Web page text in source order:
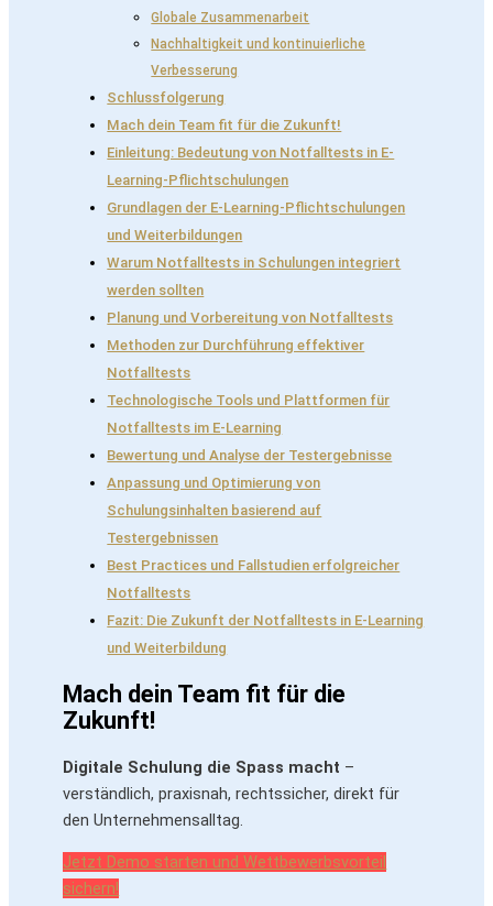
Globale Zusammenarbeit
Nachhaltigkeit und kontinuierliche
Verbesserung
Schlussfolgerung
Mach dein Team fit für die Zukunft!
Einleitung: Bedeutung von Notfalltests in E-
Learning-Pflichtschulungen
Grundlagen der E-Learning-Pflichtschulungen
und Weiterbildungen
Warum Notfalltests in Schulungen integriert
werden sollten
Planung und Vorbereitung von Notfalltests
Methoden zur Durchführung effektiver
Notfalltests
Technologische Tools und Plattformen für
Notfalltests im E-Learning
Bewertung und Analyse der Testergebnisse
Anpassung und Optimierung von
Schulungsinhalten basierend auf
Testergebnissen
Best Practices und Fallstudien erfolgreicher
Notfalltests
Fazit: Die Zukunft der Notfalltests in E-Learning
und Weiterbildung
Mach dein Team fit für die
Zukunft!
Digitale Schulung die Spass macht –
verständlich, praxisnah, rechtssicher, direkt für
den Unternehmensalltag.
Jetzt Demo starten und Wettbewerbsvorteil
sichern!